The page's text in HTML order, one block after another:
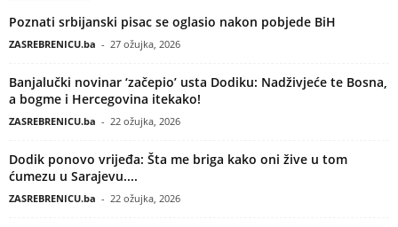
Poznati srbijanski pisac se oglasio nakon pobjede BiH
ZASREBRENICU.ba - 27 ožujka, 2026
Banjalučki novinar ‘začepio’ usta Dodiku: Nadživjeće te Bosna,
a bogme i Hercegovina itekako!
ZASREBRENICU.ba - 22 ožujka, 2026
Dodik ponovo vrijeđa: Šta me briga kako oni žive u tom
ćumezu u Sarajevu....
ZASREBRENICU.ba - 22 ožujka, 2026